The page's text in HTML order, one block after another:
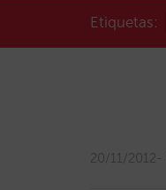
Etiquetas:
20/11/2012